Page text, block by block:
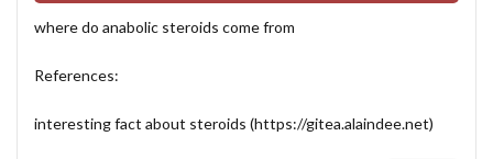
where do anabolic steroids come from
References:
interesting fact about steroids (https://gitea.alaindee.net)